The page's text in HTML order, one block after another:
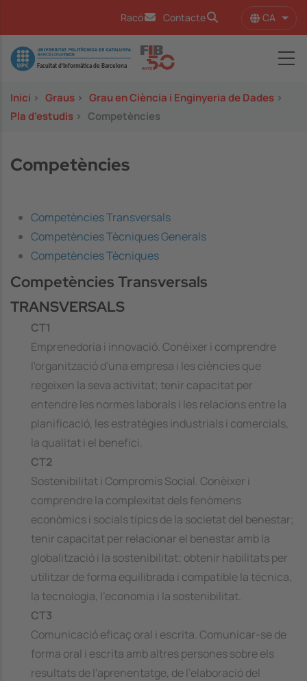
Racó Contacte CA
Image
Inici > Graus > Grau en Ciència i Enginyeria de Dades >
Pla d'estudis > Competències
Competències
Competències Transversals
Competències Tècniques Generals
Competències Tècniques
Competències Transversals
TRANSVERSALS
CT1
Emprenedoria i innovació. Conèixer i comprendre
l'organització d'una empresa i les ciències que
regeixen la seva activitat; tenir capacitat per
entendre les normes laborals i les relacions entre la
planificació, les estratègies industrials i comercials,
la qualitat i el benefici.
CT2
Sostenibilitat i Compromís Social. Conèixer i
comprendre la complexitat dels fenòmens
econòmics i socials típics de la societat del benestar;
tenir capacitat per relacionar el benestar amb la
globalització i la sostenibilitat; obtenir habilitats per
utilitzar de forma equilibrada i compatible la tècnica,
la tecnologia, l'economia i la sostenibilitat.
CT3
Comunicació eficaç oral i escrita. Comunicar-se de
forma oral i escrita amb altres persones sobre els
resultats de l'aprenentatge, de l'elaboració del